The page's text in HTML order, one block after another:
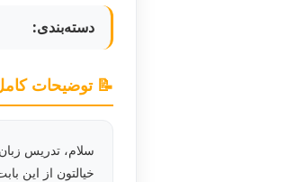
دسته‌بندی:
📝 توضیحات
سلام، تدریس
خیالتون از این